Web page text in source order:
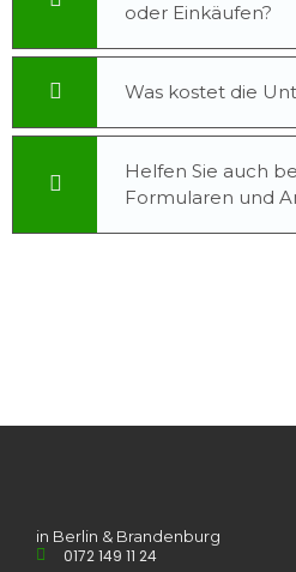
oder Einkäufen?
Was kostet die
Helfen Sie auch
Formularen und
in Berlin & Brandenburg
0172 149 11 24